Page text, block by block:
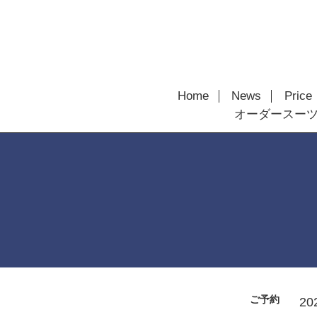
Home News
Price
オーダースー
ご予約